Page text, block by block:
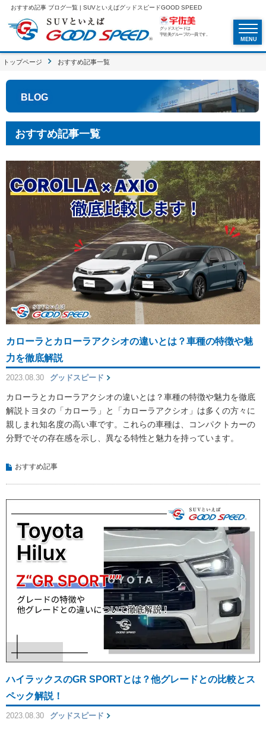
おすすめ記事 ブログ一覧 | SUVといえばグッドスピードGOOD SPEED
グッドスピードは
宇佐美グループの一員です。
MENU
トップページ おすすめ記事一覧
BLOG
おすすめ記事一覧
カローラとカローラアクシオの違いとは？車種の特徴や魅
力を徹底解説
2023.08.30 グッドスピード
カローラとカローラアクシオの違いとは？車種の特徴や魅力を徹底
解説トヨタの「カローラ」と「カローラアクシオ」は多くの方々に
親しまれ知名度の高い車です。これらの車種は、コンパクトカーの
分野でその存在感を示し、異なる特性と魅力を持っています。
おすすめ記事
ハイラックスのGR SPORTとは？他グレードとの比較とス
ペック解説！
2023.08.30 グッドスピード